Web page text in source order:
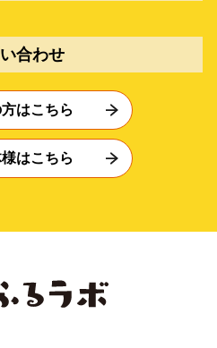
合わせ
はこちら
はこちら